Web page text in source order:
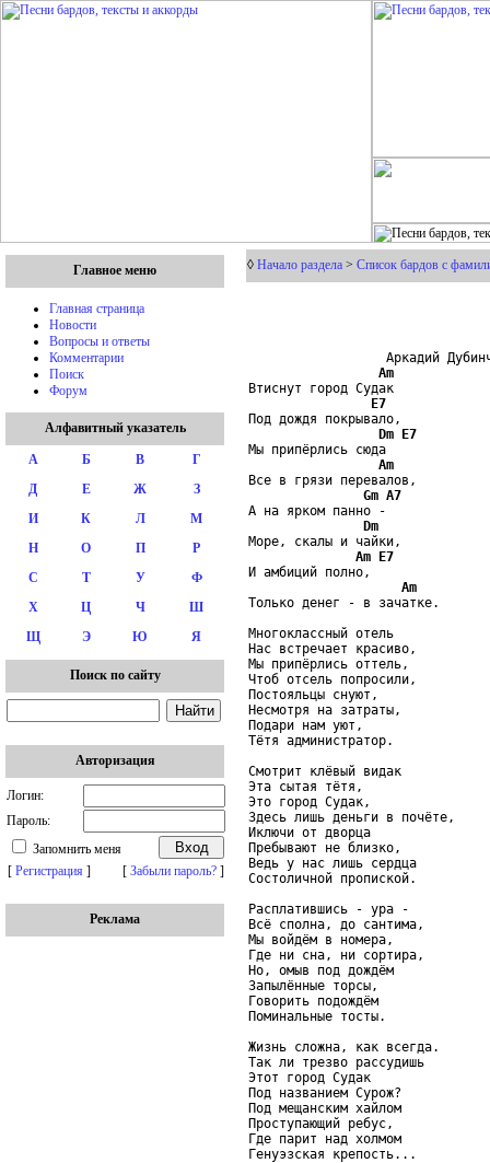
Главное меню
Главная страница
Новости
Вопросы и ответы
Комментарии
Поиск
Форум
Алфавитный указатель
А Б В
Г
Д
Е Ж
З
И
К Л
М
Н
О П
Р
С
Т У
Ф
Х
Ц Ч
Ш
Щ
Э Ю Я
Поиск по сайту
Авторизация
Логин:
Пароль:
Запомнить меня
[ Регистрация ] [ Забыли пароль? ]
Реклама
◊ Начало раздела > Список бардов с
Аркадий
Am
Втиснут город Судак
E7
Под дождя покрывало,
Dm E7
Мы припёрлись сюда
Am
Все в грязи перевалов,
Gm A7
А на ярком панно -
Dm
Море, скалы и чайки,
Am E7
И амбиций полно,
Am
Только денег - в зачатке.
Многоклассный отель
Нас встречает красиво,
Мы припёрлись оттель,
Чтоб отсель попросили,
Постояльцы снуют,
Несмотря на затраты,
Подари нам уют,
Тётя администратор.
Смотрит клёвый видак
Эта сытая тётя,
Это город Судак,
Здесь лишь деньги в почёте,
Иключи от дворца
Пребывают не близко,
Ведь у нас лишь сердца
Состоличной пропиской.
Расплатившись - ура -
Всё сполна, до сантима,
Мы войдём в номера,
Где ни сна, ни сортира,
Но, омыв под дождём
Запылённые торсы,
Говорить подождём
Поминальные тосты.
Жизнь сложна, как всегда.
Так ли трезво рассудишь
Этот город Судак
Под названием Сурож?
Под мещанским хайлом
Проступающий ребус,
Где парит над холмом
Генуэзская крепость...